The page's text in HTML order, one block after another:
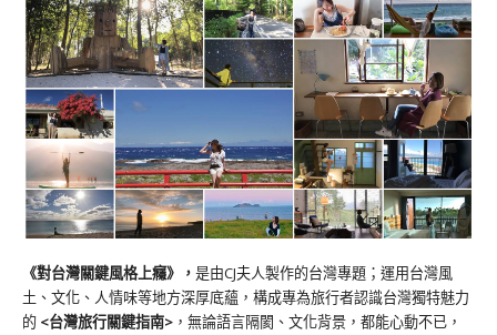
《對台灣關鍵風格上癮》 ， 是由CJ夫人製作的台灣專題；運用台灣風
土、文化、人情味等地方深厚底蘊，構成專為旅行者認識台灣獨特魅力
的 <台灣旅行關鍵指南> ，無論語言隔閡、文化背景，都能心動不已，